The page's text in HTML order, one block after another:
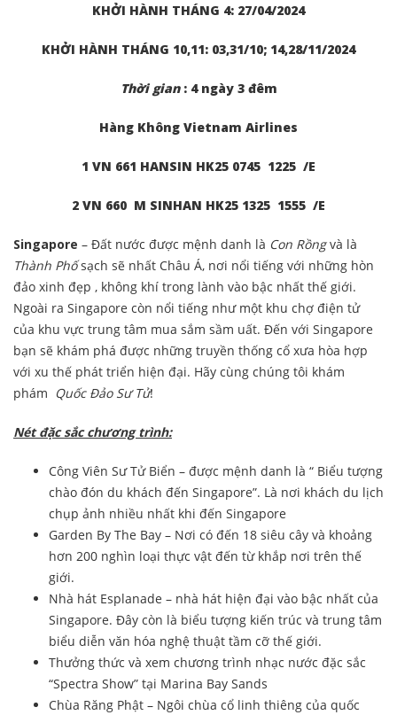
KHỞI HÀNH THÁNG 4: 27/04/2024
KHỞI HÀNH THÁNG 10,11: 03,31/10; 14,28/11/2024
Thời gian: 4 ngày 3 đêm
Hàng Không Vietnam Airlines
1 VN 661 HANSIN HK25 0745 1225 /E
2 VN 660 M SINHAN HK25 1325 1555 /E
Singapore – Đất nước được mệnh danh là Con Rồngvà là
Thành Phốsạch sẽ nhất Châu Á, nơi nổi tiếng với những hòn
đảo xinh đẹp , không khí trong lành vào bậc nhất thế giới.
Ngoài ra Singapore còn nổi tiếng như một khu chợ điện tử
của khu vực trung tâm mua sắm sầm uất. Đến với Singapore
bạn sẽ khám phá được những truyền thống cổ xưa hòa hợp
với xu thế phát triển hiện đại. Hãy cùng chúng tôi khám
phám Quốc Đảo Sư Tử!
Nét đặc sắc chương trình:
Công Viên Sư Tử Biển – được mệnh danh là “ Biểu tượng
chào đón du khách đến Singapore”. Là nơi khách du lịch
chụp ảnh nhiều nhất khi đến Singapore
Garden By The Bay – Nơi có đến 18 siêu cây và khoảng
hơn 200 nghìn loại thực vật đến từ khắp nơi trên thế
giới.
Nhà hát Esplanade – nhà hát hiện đại vào bậc nhất của
Singapore. Đây còn là biểu tượng kiến trúc và trung tâm
biểu diễn văn hóa nghệ thuật tầm cỡ thế giới.
Thưởng thức và xem chương trình nhạc nước đặc sắc
“Spectra Show” tại Marina Bay Sands
Chùa Răng Phật – Ngôi chùa cổ linh thiêng của quốc